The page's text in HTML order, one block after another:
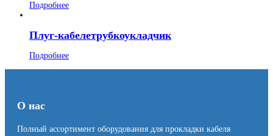
Подробнее
Плуг-кабелетрубкоукладчик
Подробнее
О нас
Полный ассортимент оборудования для прокладки кабеля